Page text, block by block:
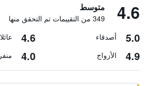
4.6 متوسط
349 من التقييمات تم التحقق منها
5.0 أصدقاء 4.6
4.9 الأزواج 4.0